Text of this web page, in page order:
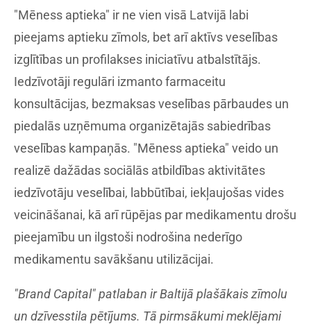
"Mēness aptieka" ir ne vien visā Latvijā labi
pieejams aptieku zīmols, bet arī aktīvs veselības
izglītības un profilakses iniciatīvu atbalstītājs.
Iedzīvotāji regulāri izmanto farmaceitu
konsultācijas, bezmaksas veselības pārbaudes un
piedalās uzņēmuma organizētajās sabiedrības
veselības kampaņās. "Mēness aptieka" veido un
realizē dažādas sociālās atbildības aktivitātes
iedzīvotāju veselībai, labbūtībai, iekļaujošas vides
veicināšanai, kā arī rūpējas par medikamentu drošu
pieejamību un ilgstoši nodrošina nederīgo
medikamentu savākšanu utilizācijai.
"Brand Capital" patlaban ir Baltijā plašākais zīmolu
un dzīvesstila pētījums. Tā pirmsākumi meklējami